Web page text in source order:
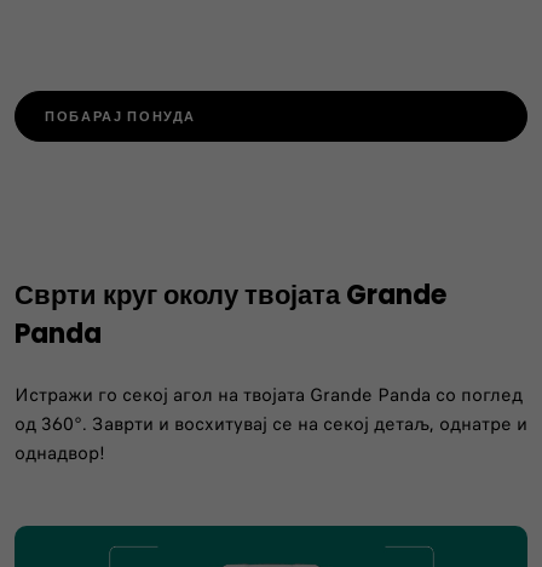
ПОБАРАЈ ПОНУДА
Сврти круг околу твојата Grande
Panda
Истражи го секој агол на твојата Grande Panda со поглед
од 360°. Заврти и восхитувај се на секој детаљ, однатре и
однадвор!